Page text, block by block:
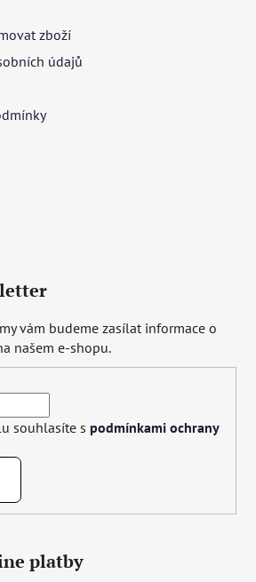
zboží
údajů
vám budeme zasílat informace o
našem e-shopu.
souhlasíte s podmínkami ochrany
platby